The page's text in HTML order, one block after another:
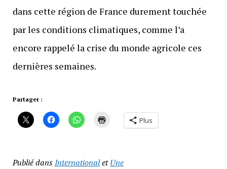
dans cette région de France durement touchée
par les conditions climatiques, comme l’a
encore rappelé la crise du monde agricole ces
dernières semaines.
Partager :
Plus
Publié dansInternationaletUne